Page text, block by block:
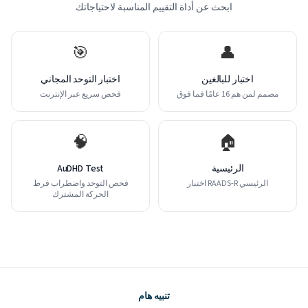
ابحث عن أداة التقييم المناسبة لاحتياجاتك
🎯
اختبار التوحد المجاني
فحص سريع عبر الإنترنت
👤
اختبار للبالغين
مصمم لمن هم 16 عامًا فما فوق
🧠
AuDHD Test
فحص التوحد واضطراب فرط
الحركة المشترك
🏠
الرئيسية
اختبار RAADS-R الرئيسي
تنبيه هام